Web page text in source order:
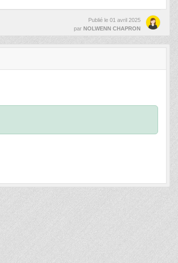
Publié le 01 avril 2025
par NOLWENN CHAPRON